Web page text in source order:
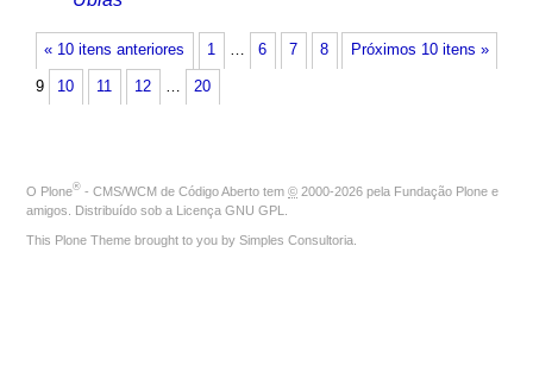
« 10 itens anteriores Próximos 10 itens »
1 … 6 7 8
9 10 11 12 … 20
O Plone® - CMS/WCM de Código Aberto tem © 2000-2026 pela Fundação Plone e
amigos. Distribuído sob a Licença GNU GPL
This Plone Theme brought to you by Simples Consultoria